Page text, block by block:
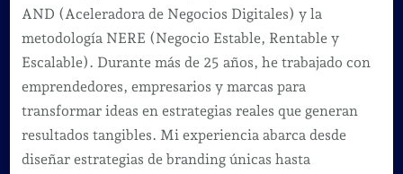
AND (Aceleradora de Negocios Digitales) y la
metodología NERE (Negocio Estable, Rentable y
Escalable). Durante más de 25 años, he trabajado con
emprendedores, empresarios y marcas para
transformar ideas en estrategias reales que generan
resultados tangibles. Mi experiencia abarca desde
diseñar estrategias de branding únicas hasta